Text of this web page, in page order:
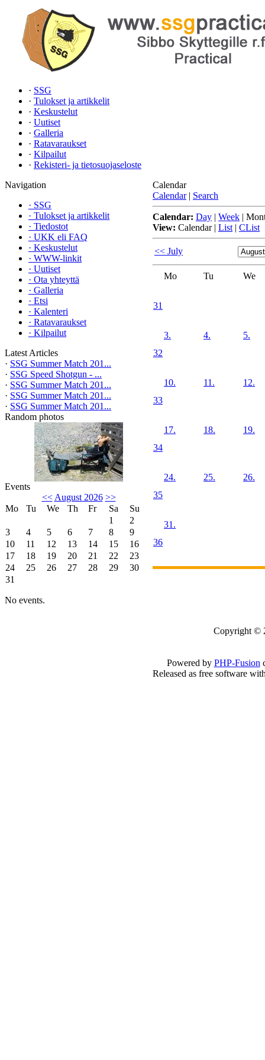
· SSG
· Tulokset ja artikkelit
· Keskustelut
· Uutiset
· Galleria
· Ratavaraukset
· Kilpailut
· Rekisteri- ja tietosuojaseloste
Navigation
· SSG
· Tulokset ja artikkelit
· Tiedostot
· UKK eli FAQ
· Keskustelut
· WWW-linkit
· Uutiset
· Ota yhteyttä
· Galleria
· Etsi
· Kalenteri
· Ratavaraukset
· Kilpailut
Latest Articles
· SSG Summer Match 201...
· SSG Speed Shotgun - ...
· SSG Summer Match 201...
· SSG Summer Match 201...
· SSG Summer Match 201...
Random photos
Events
<< August 2026 >>
Mo
Tu We Th Fr Sa
Su
1
2
3
4 5 6 7 8
9
10
11 12 13 14 15
16
17
18 19 20 21 22
23
24
25 26 27 28 29
30
31
No events.
Calendar
Calendar | Search
Calendar: Day | Week |
View: Calendar| List | CList
<< July
Mo Tu We
31
32
3. 4. 5.
33
10. 11. 12.
34
17. 18. 19.
35
24. 25. 26.
36
31.
Copyright ©
Powered by PHP-Fusion
Released as free software